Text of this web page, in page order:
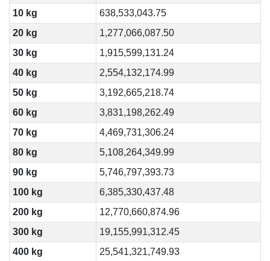
10 kg
638,533,043.75
20 kg
1,277,066,087.50
30 kg
1,915,599,131.24
40 kg
2,554,132,174.99
50 kg
3,192,665,218.74
60 kg
3,831,198,262.49
70 kg
4,469,731,306.24
80 kg
5,108,264,349.99
90 kg
5,746,797,393.73
100 kg
6,385,330,437.48
200 kg
12,770,660,874.96
300 kg
19,155,991,312.45
400 kg
25,541,321,749.93